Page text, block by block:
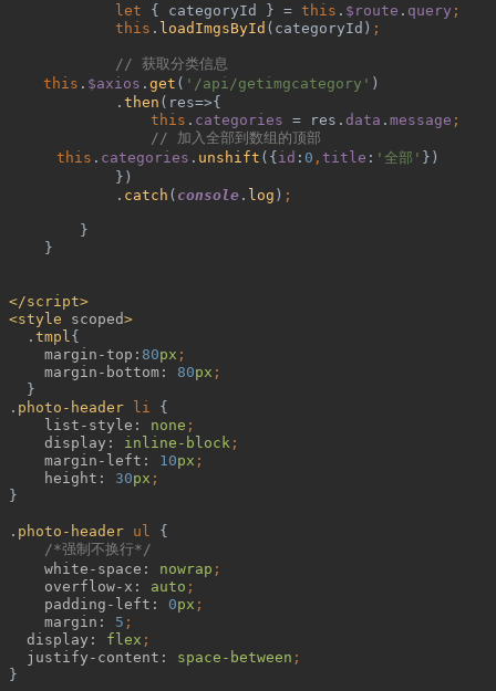
let { categoryId } = this . $route . query ;
this . loadImgsById (categoryId) ;
// 获取分类信息
this . $axios . get ( '/api/getimgcategory' )
. then (res=>{
this . categories = res. data . message ;
// 加入全部到数组的顶部
this . categories . unshift ({ id : 0 , title : ' 全部 ' })
})
. catch ( console . log ) ;
}
}
</script>
<style scoped>
. tmpl{
margin-top : 80px ;
margin-bottom : 80px ;
}
. photo-header li {
list-style : none ;
display : inline-block ;
margin-left : 10px ;
height : 30px ;
}
. photo-header ul {
/*强制不换行*/
white-space : nowrap ;
overflow-x : auto ;
padding-left : 0px ;
margin : 5 ;
display : flex ;
justify-content : space-between ;
}